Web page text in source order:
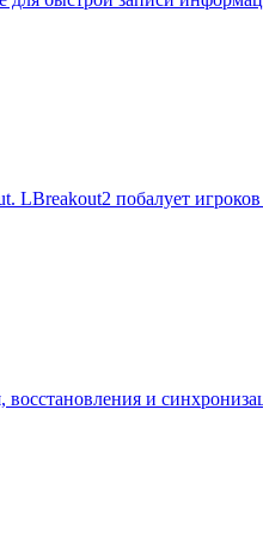
LBreakout2 побалует
восстановления и